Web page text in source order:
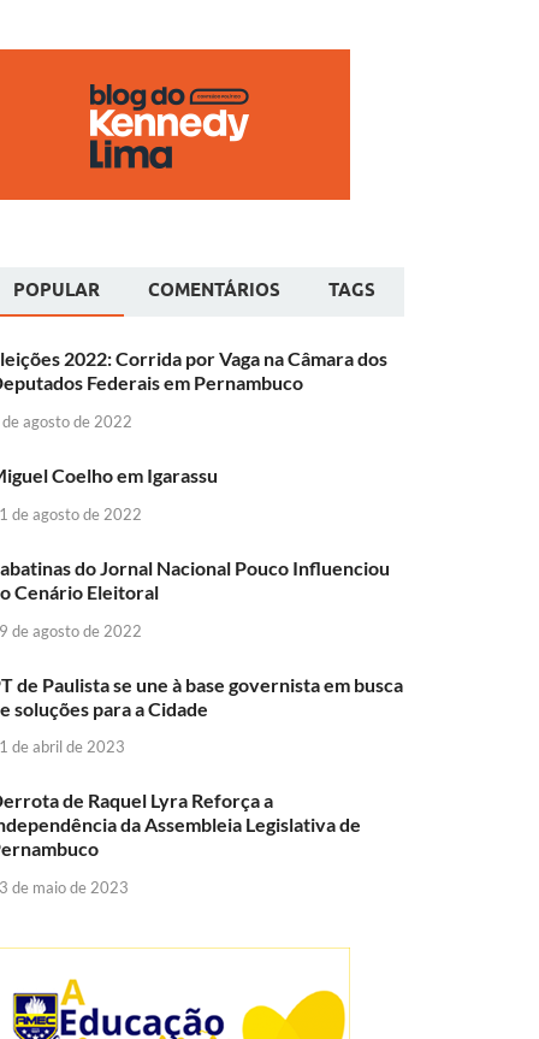
POPULAR COMENTÁRIOS TAGS
2022: Corrida por Vaga na Câmara dos
Federais em Pernambuco
agosto de 2022
Coelho em Igarassu
de agosto de 2022
do Jornal Nacional Pouco Influenciou
Cenário Eleitoral
de agosto de 2022
de Paulista se une à base governista em busca
soluções para a Cidade
de abril de 2023
de Raquel Lyra Reforça a
da Assembleia Legislativa de
de maio de 2023